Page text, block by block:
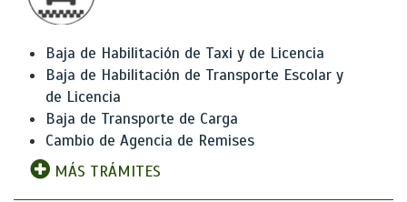
Baja de Habilitación de Taxi y de Licencia
Baja de Habilitación de Transporte Escolar y
de Licencia
Baja de Transporte de Carga
Cambio de Agencia de Remises
MÁS TRÁMITES